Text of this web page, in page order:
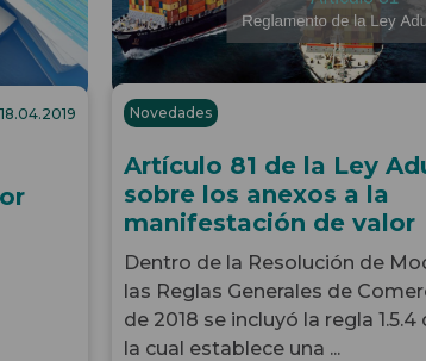
18.04.2019 Novedades
Artículo 81 de la Ley
sobre los anexos a la
manifestación de valor
Dentro de la Resolución de
las Reglas Generales de
de 2018 se incluyó la regla 1.5.4
la cual establece una ...